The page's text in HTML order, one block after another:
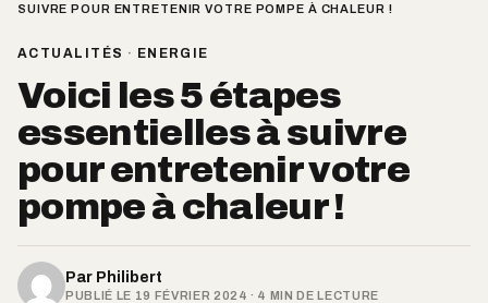
SUIVRE POUR ENTRETENIR VOTRE POMPE À CHALEUR !
ACTUALITÉS · ENERGIE
Voici les 5 étapes
essentielles à suivre
pour entretenir votre
pompe à chaleur !
Par Philibert
PUBLIÉ LE 19 FÉVRIER 2024 · 4 MIN DE LECTURE